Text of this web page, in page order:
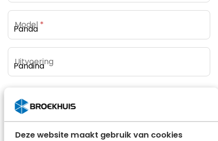
Deze website maakt gebruik van cookies
Model *
Uitvoering
De heer / mevrouw
De heer
Mevrouw